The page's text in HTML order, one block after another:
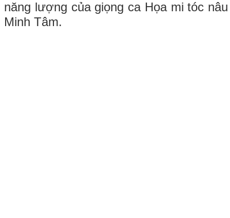
năng lượng của giọng ca Họa mi tóc
Minh Tâm.